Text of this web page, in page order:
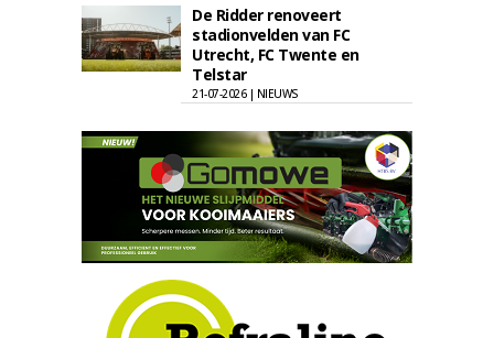
De Ridder renoveert
stadionvelden van FC
Utrecht, FC Twente en
Telstar
21-07-2026 | NIEUWS